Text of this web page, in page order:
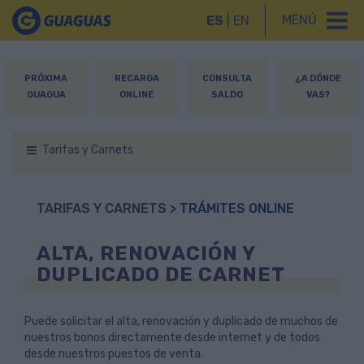
MENÚ
ES EN
PRÓXIMA
GUAGUA
RECARGA
ONLINE
CONSULTA
SALDO
¿A DÓNDE
VAS?
Tarifas y Carnets
TARIFAS Y CARNETS > TRÁMITES ONLINE
ALTA, RENOVACIÓN Y
DUPLICADO DE CARNET
Puede solicitar el alta, renovación y duplicado de muchos de
nuestros bonos directamente desde internet y de todos
desde nuestros puestos de venta.